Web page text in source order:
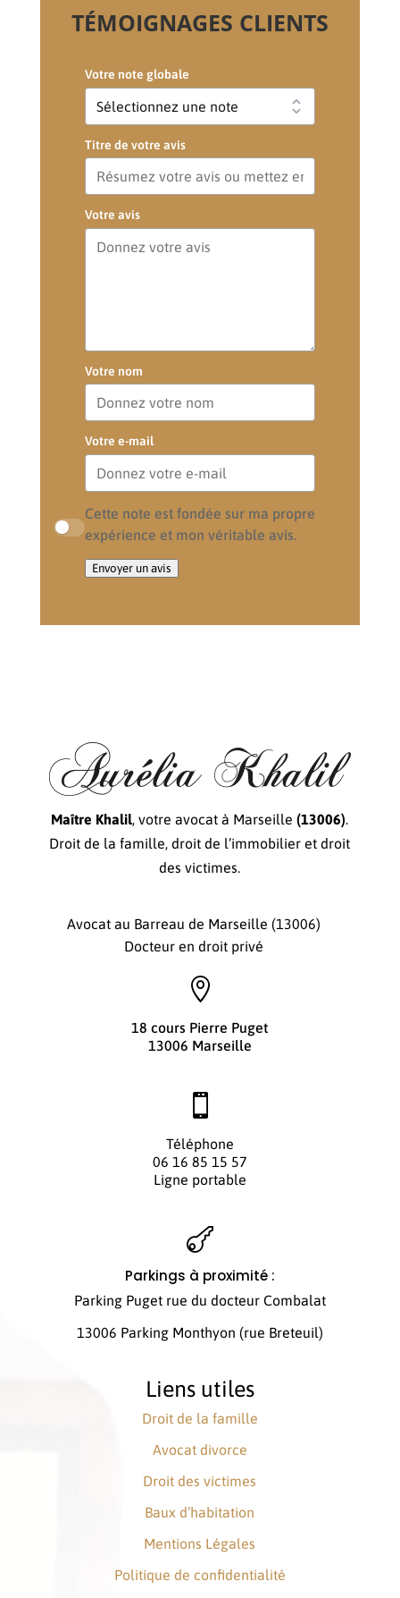
TÉMOIGNAGES CLIENTS
Votre note globale
Titre de votre avis
Votre avis
Votre nom
Votre e-mail
Cette note est fondée sur ma propre
expérience et mon véritable avis.
Envoyer un avis
Maître Khalil, votre avocat à Marseille(13006).
Droit de la famille, droit de l’immobilier et droit
des victimes.
Avocat au Barreau de Marseille (13006)
Docteur en droit privé

18 cours Pierre Puget
13006 Marseille

Téléphone
06 16 85 15 57
Ligne portable

Parkings à proximité :
Parking Puget rue du docteur Combalat
13006 Parking Monthyon (rue Breteuil)
Liens utiles
Droit de la famille
Avocat divorce
Droit des victimes
Baux d’habitation
Mentions Légales
Politique de confidentialité